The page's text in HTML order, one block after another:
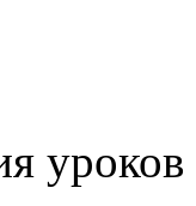
уроков